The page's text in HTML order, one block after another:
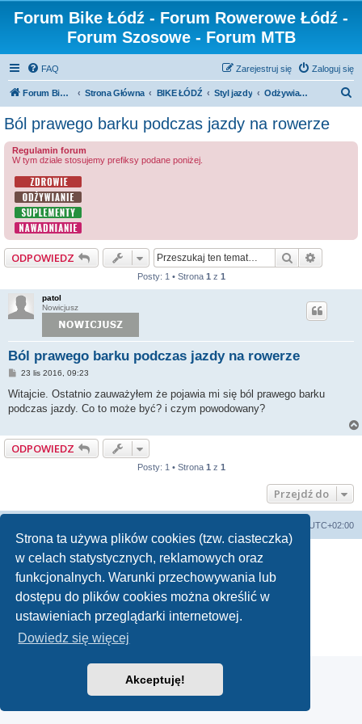
Strona ta używa plików cookies (tzw. ciasteczka)
w celach statystycznych, reklamowych oraz
funkcjonalnych. Warunki przechowywania lub
dostępu do plików cookies można określić w
ustawieniach przeglądarki internetowej.
Dowiedz się więcej
Akceptuję!
Forum Bike Łódź - Forum Rowerowe Łódź -
Forum Szosowe - Forum MTB
FAQ Zaloguj się
Zarejestruj się
Forum Bike Łódź - Forum Rowerowe Łódź - Forum Szosowe - Forum MTB Strona Główna BIKE ŁÓDŹ Styl jazdy Odżywianie / Nawadnianie / Suplementy / Zdrowie
Ból prawego barku podczas jazdy na rowerze
Regulamin forum
W tym dziale stosujemy prefiksy podane poniżej.
ODPOWIEDZ Szukaj
Posty: 1 • Strona 1 z 1
patol
Nowicjusz
Ból prawego barku podczas jazdy na rowerze
P
s
23 lis 2016, 09:23
Witajcie. Ostatnio zauważyłem że pojawia mi się ból prawego barku
podczas jazdy. Co to może być? i czym powodowany?
ODPOWIEDZ
Posty: 1 • Strona 1 z 1
Przejdź do
UTC+02:00
Linki partnerskie: strony www lodz,Fotografia Analogowa
Technologię dostarcza phpBB® Forum Software © phpBB Limited
Polski pakiet językowy dostarcza
phpBB.pl
Zasady ochrony danych osobowych